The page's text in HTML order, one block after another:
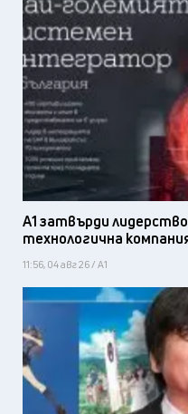
А1 затвърди
технологична
11:56, 04 авг 26 / А1